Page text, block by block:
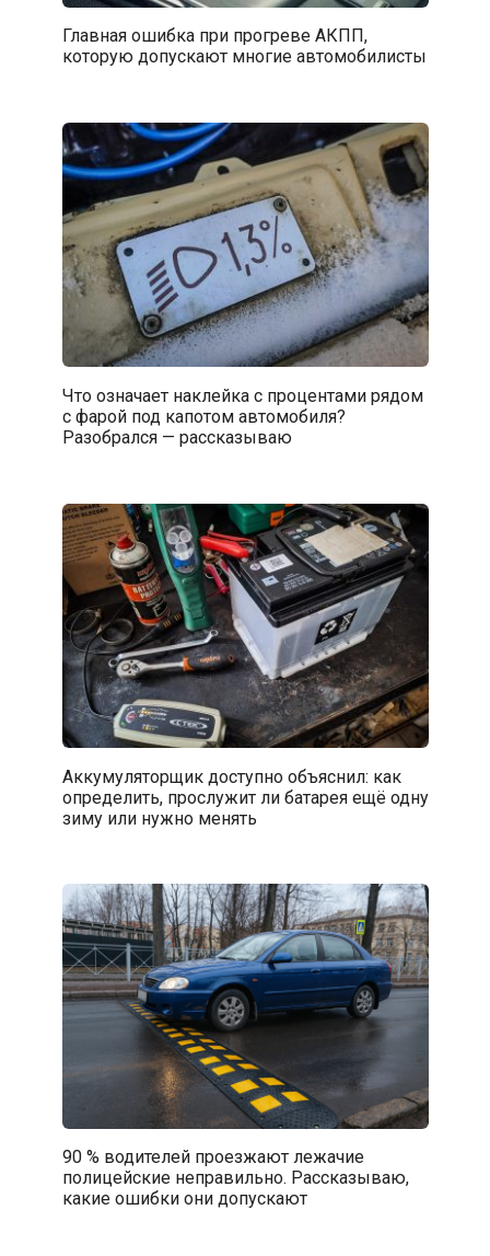
Главная ошибка при прогреве АКПП,
которую допускают многие автомобилисты
Что означает наклейка с процентами рядом
с фарой под капотом автомобиля?
Разобрался — рассказываю
Аккумуляторщик доступно объяснил: как
определить, прослужит ли батарея ещё одну
зиму или нужно менять
90 % водителей проезжают лежачие
полицейские неправильно. Рассказываю,
какие ошибки они допускают